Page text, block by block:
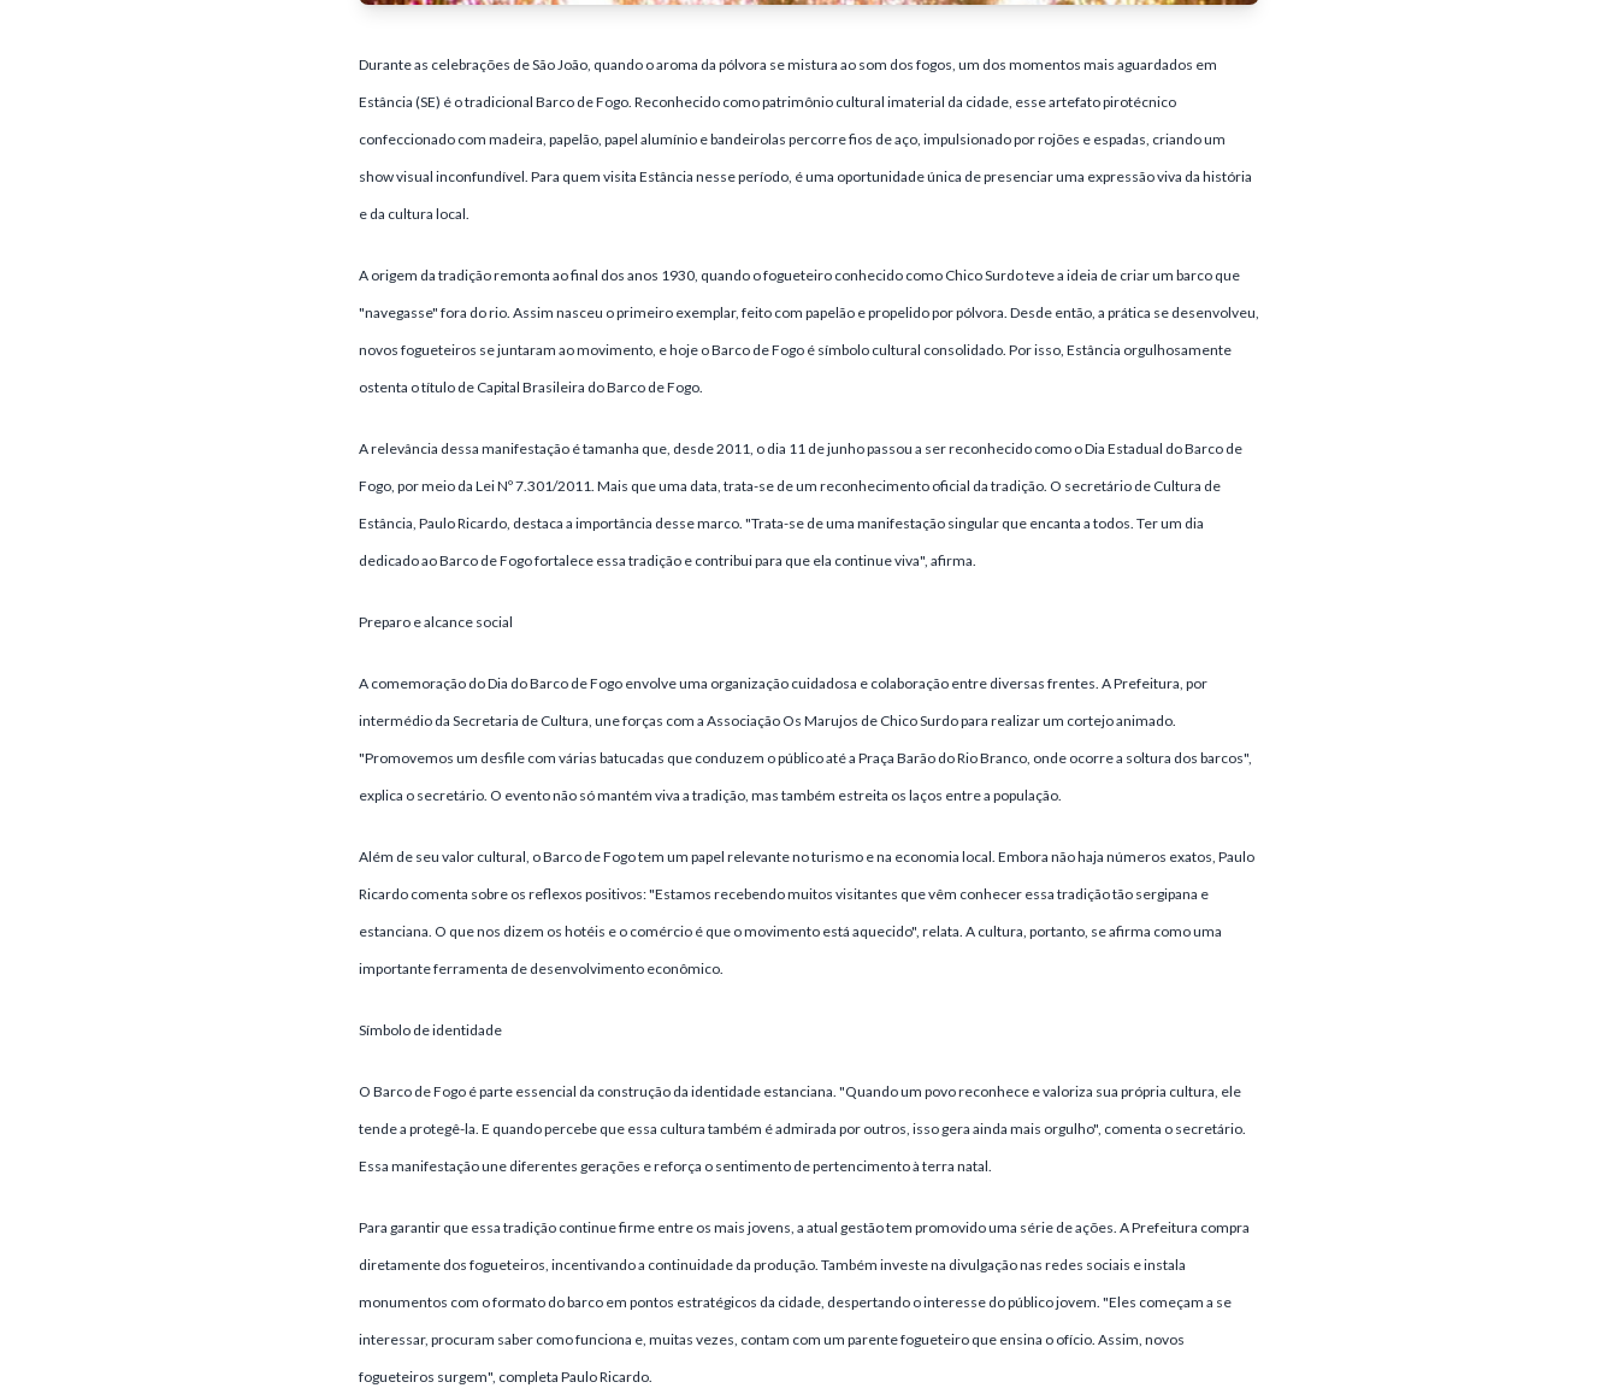
Durante as celebrações de São João, quando o aroma da pólvora se mistura ao som dos fogos, um dos momentos mais aguardados em
Estância (SE) é o tradicional Barco de Fogo. Reconhecido como patrimônio cultural imaterial da cidade, esse artefato pirotécnico
confeccionado com madeira, papelão, papel alumínio e bandeirolas percorre fios de aço, impulsionado por rojões e espadas, criando um
show visual inconfundível. Para quem visita Estância nesse período, é uma oportunidade única de presenciar uma expressão viva da história
e da cultura local.
A origem da tradição remonta ao final dos anos 1930, quando o fogueteiro conhecido como Chico Surdo teve a ideia de criar um barco que
"navegasse" fora do rio. Assim nasceu o primeiro exemplar, feito com papelão e propelido por pólvora. Desde então, a prática se desenvolveu,
novos fogueteiros se juntaram ao movimento, e hoje o Barco de Fogo é símbolo cultural consolidado. Por isso, Estância orgulhosamente
ostenta o título de Capital Brasileira do Barco de Fogo.
A relevância dessa manifestação é tamanha que, desde 2011, o dia 11 de junho passou a ser reconhecido como o Dia Estadual do Barco de
Fogo, por meio da Lei Nº 7.301/2011. Mais que uma data, trata-se de um reconhecimento oficial da tradição. O secretário de Cultura de
Estância, Paulo Ricardo, destaca a importância desse marco. "Trata-se de uma manifestação singular que encanta a todos. Ter um dia
dedicado ao Barco de Fogo fortalece essa tradição e contribui para que ela continue viva", afirma.
Preparo e alcance social
A comemoração do Dia do Barco de Fogo envolve uma organização cuidadosa e colaboração entre diversas frentes. A Prefeitura, por
intermédio da Secretaria de Cultura, une forças com a Associação Os Marujos de Chico Surdo para realizar um cortejo animado.
"Promovemos um desfile com várias batucadas que conduzem o público até a Praça Barão do Rio Branco, onde ocorre a soltura dos barcos",
explica o secretário. O evento não só mantém viva a tradição, mas também estreita os laços entre a população.
Além de seu valor cultural, o Barco de Fogo tem um papel relevante no turismo e na economia local. Embora não haja números exatos, Paulo
Ricardo comenta sobre os reflexos positivos: "Estamos recebendo muitos visitantes que vêm conhecer essa tradição tão sergipana e
estanciana. O que nos dizem os hotéis e o comércio é que o movimento está aquecido", relata. A cultura, portanto, se afirma como uma
importante ferramenta de desenvolvimento econômico.
Símbolo de identidade
O Barco de Fogo é parte essencial da construção da identidade estanciana. "Quando um povo reconhece e valoriza sua própria cultura, ele
tende a protegê-la. E quando percebe que essa cultura também é admirada por outros, isso gera ainda mais orgulho", comenta o secretário.
Essa manifestação une diferentes gerações e reforça o sentimento de pertencimento à terra natal.
Para garantir que essa tradição continue firme entre os mais jovens, a atual gestão tem promovido uma série de ações. A Prefeitura compra
diretamente dos fogueteiros, incentivando a continuidade da produção. Também investe na divulgação nas redes sociais e instala
monumentos com o formato do barco em pontos estratégicos da cidade, despertando o interesse do público jovem. "Eles começam a se
interessar, procuram saber como funciona e, muitas vezes, contam com um parente fogueteiro que ensina o ofício. Assim, novos
fogueteiros surgem", completa Paulo Ricardo.